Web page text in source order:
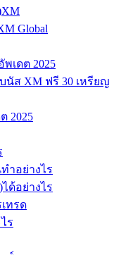
Global
เดต 2025
ส XM ฟรี 30 เหรียญ
2025
ำอย่างไร
ด้อย่างไร
ทรด
ร